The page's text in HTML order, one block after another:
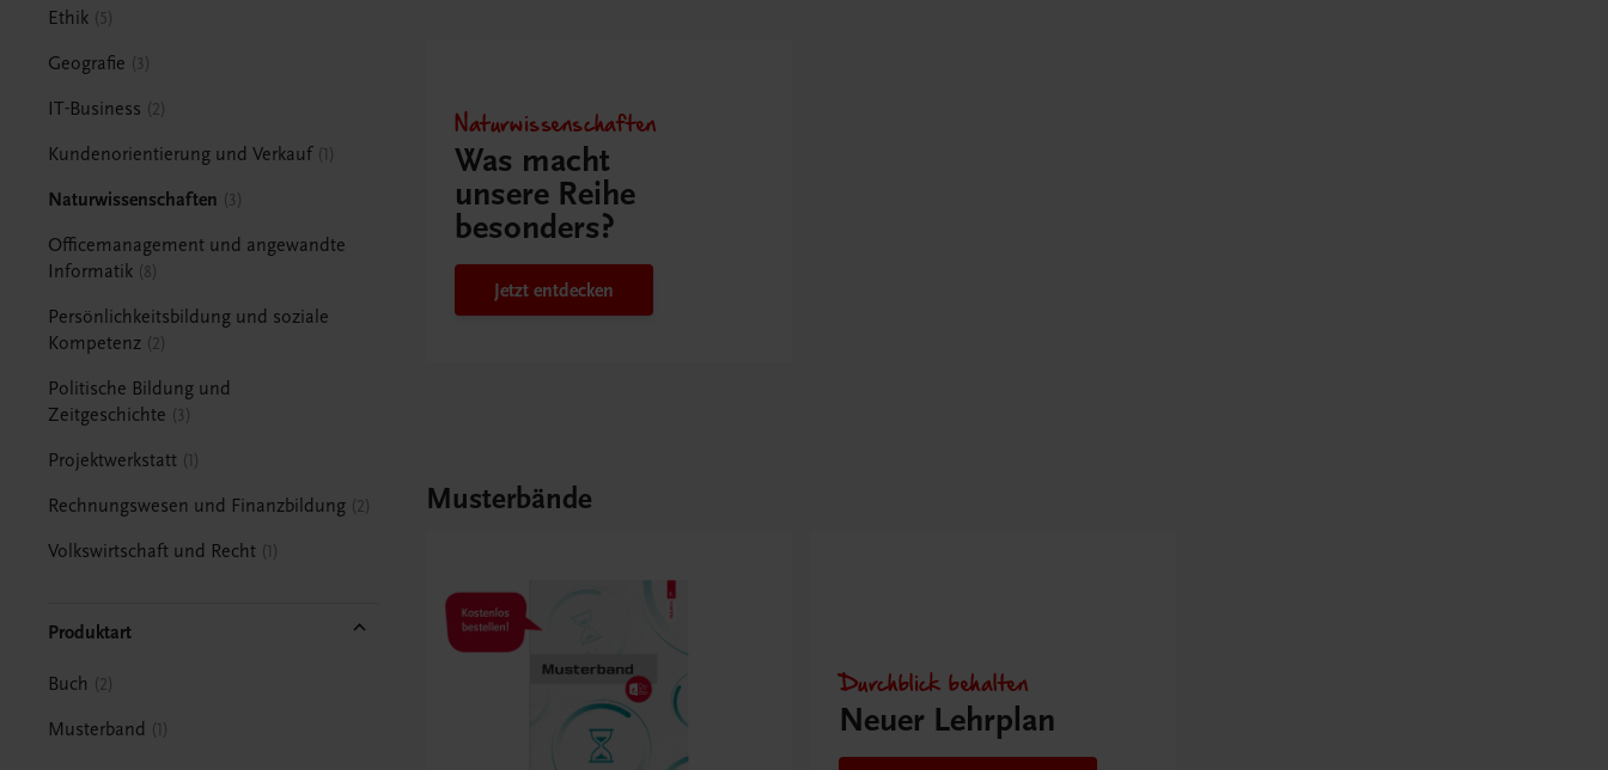
Ethik 5
Geografie 3
IT-Business 2
Kundenorientierung und Verkauf 1
Naturwissenschaften 3
Officemanagement und angewandte
Informatik 8
Persönlichkeitsbildung und soziale
Kompetenz 2
Politische Bildung und
Zeitgeschichte
3
Projektwerkstatt 1
Rechnungswesen und Finanzbildung 2
Volkswirtschaft und Recht 1
Produktart
Buch 2
Musterband 1
Naturwissenschaften
Was macht
unsere Reihe
besonders?
Jetzt entdecken
Musterbände
Durchblick behalten
Neuer Lehrplan